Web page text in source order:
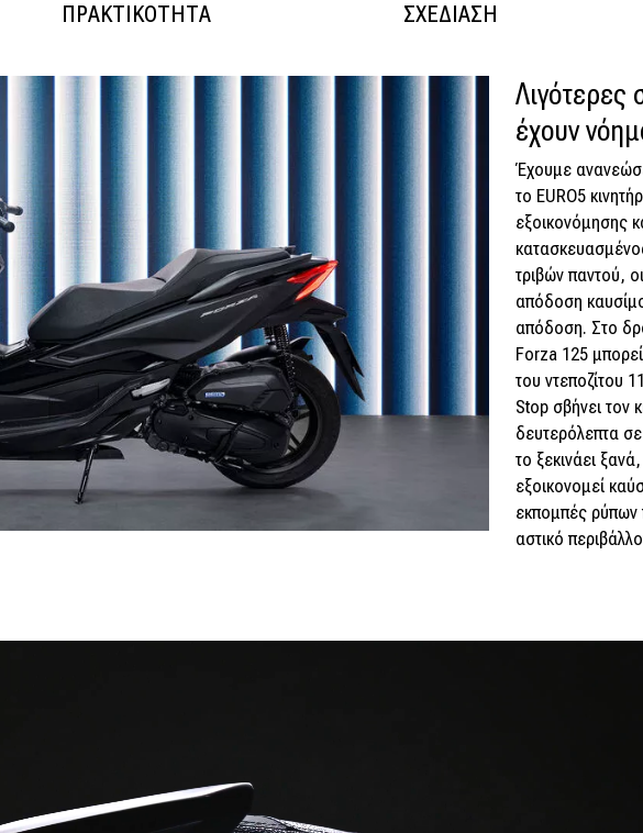
ΠΡΑΚΤΙΚΟΤΗΤΑ ΣΧΕΔΙΑΣΗ
Λιγότερες
έχουν
Έχουμε
το EURO5
εξοικονόμησης
τριβών παντού,
απόδοση
απόδοση. Στο
Forza 125
του ντεποζίτου
Stop σβήνει τον
δευτερόλεπτα σε
το ξεκινάει
εξοικονομεί
εκπομπές ρύπων
αστικό